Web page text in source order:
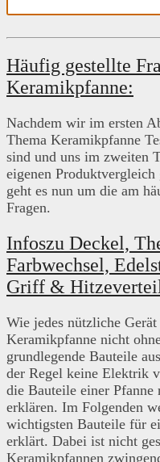
Häufig gestellte
Keramikpfanne:
Nachdem wir im ersten
Thema Keramikpfanne
sind und uns im zweiten
eigenen Produktvergleich
geht es nun um die am
Fragen.
Infoszu Deckel,
Farbwechsel,
Griff &
Wie jedes nützliche
Keramikpfanne nicht
grundlegende Bauteile
der Regel keine Elektrik
die Bauteile einer Pfanne
erklären. Im Folgenden
wichtigsten Bauteile für
erklärt. Dabei ist nicht
Keramikpfannen